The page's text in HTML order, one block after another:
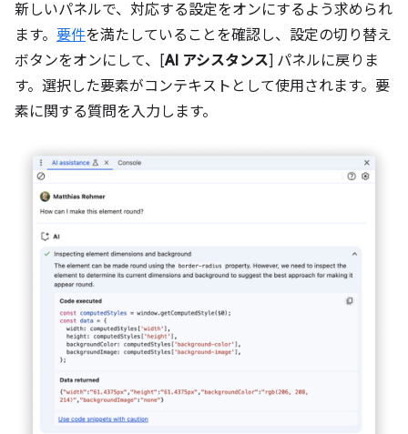
新しいパネルで、対応する設定をオンにするよう求められ
ます。 要件を満たしていることを確認し、設定の切り替え
ボタンをオンにして、[AI アシスタンス] パネルに戻りま
す。選択した要素がコンテキストとして使用されます。要
素に関する質問を入力します。